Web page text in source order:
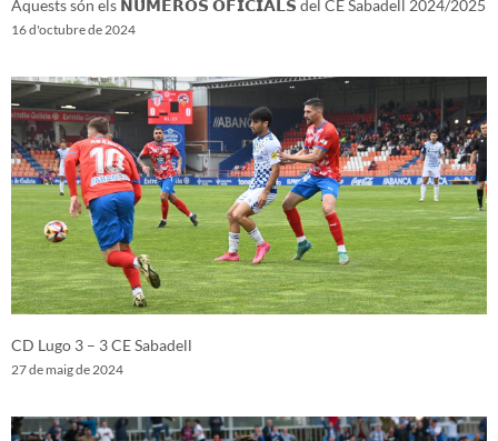
Aquests són els 𝗡𝗨́𝗠𝗘𝗥𝗢𝗦 𝗢𝗙𝗜𝗖𝗜𝗔𝗟𝗦 del CE Sabadell 2024/2025
16 d'octubre de 2024
CD Lugo 3 – 3 CE Sabadell
27 de maig de 2024